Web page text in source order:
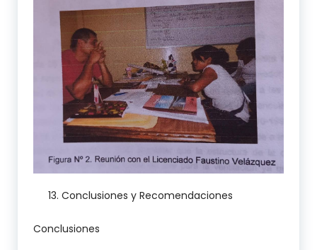
Conclusiones y Recomendaciones
Conclusiones